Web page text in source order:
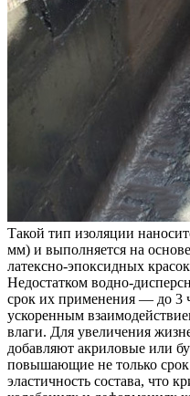
Такой тип изоляции
мм) и выполняется на
латексно-эпоксидных
Недостатком водно-
срок их применения — до 3
ускоренным
влаги. Для увеличения
добавляют акриловые или
повышающие не только
эластичность состава, что